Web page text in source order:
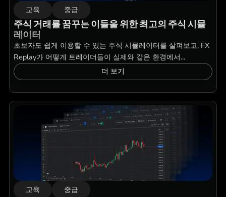
교육 중급
주식 거래를 꿈꾸는 이들을 위한 최고의 주식 시뮬
레이터
초보자도 쉽게 이용할 수 있는 주식 시뮬레이터를 살펴보고, FX
Replay가 어떻게 트레이더들이 실제와 같은 환경에서...
더 보기
교육 중급